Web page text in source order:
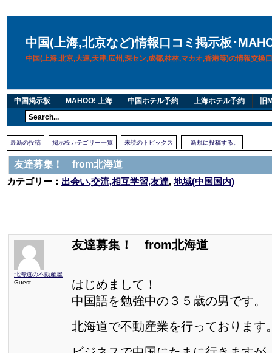
中国(上海,北京など)情報口コミ掲示板･
中国(上海,北京,大連,天津,広州,深セン,成都,桂林,マカオ,香港等)の情報交換
中国掲示板 MAHOO! 上海 中国ホテル予約 上海ホテル予約 旧
最新の投稿 掲示板カテゴリー一覧 未読のトピックス 新規に投稿する。
友達募集！ from北海道
カテゴリー： 出会い,交流,相互学習,友達,地域(中国国内)
北海道の不動産屋
Guest
友達募集！ from北海道
はじめまして！
中国語を勉強中の３５歳の男です。
北海道で不動産業を行っております